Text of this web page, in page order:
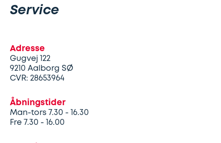
dæk
Kobling
Montering
af
Stålfælge
Helårsdæk
Trailerdæk
Kør
selv
ferie
Service
og
Bosch
Car
Service
Erhverv
Service
Adresse
Gugvej 122
9210 Aalborg SØ
CVR: 28653964
Åbningstider
Man-tors 7.30 - 16.30
Fre 7.30 - 16.00